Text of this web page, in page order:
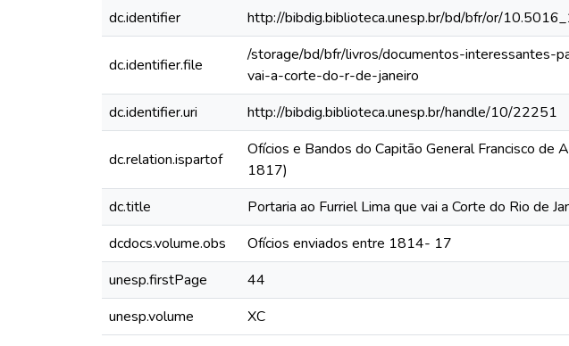
dc.identifier
http://bibdig.biblioteca.unesp.br/bd/bfr/or/
dc.identifier.file
/storage/bd/bfr/livros/documentos-
vai-a-corte-do-r-de-janeiro
dc.identifier.uri
http://bibdig.biblioteca.unesp.br/handle/10/22251
dc.relation.ispartof
Ofícios e Bandos do Capitão General Francisco de
1817)
dc.title
Portaria ao Furriel Lima que vai a Corte do Rio de
dcdocs.volume.obs
Ofícios enviados entre 1814- 17
unesp.firstPage
44
unesp.volume
XC